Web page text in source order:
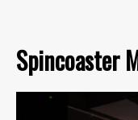
Spincoaster